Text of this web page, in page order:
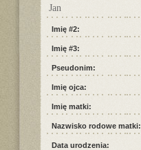
Jan
Imię #2:
Imię #3:
Pseudonim:
Imię ojca:
Imię matki:
Nazwisko rodowe matki:
Data urodzenia: